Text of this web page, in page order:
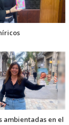
ambientadas en el